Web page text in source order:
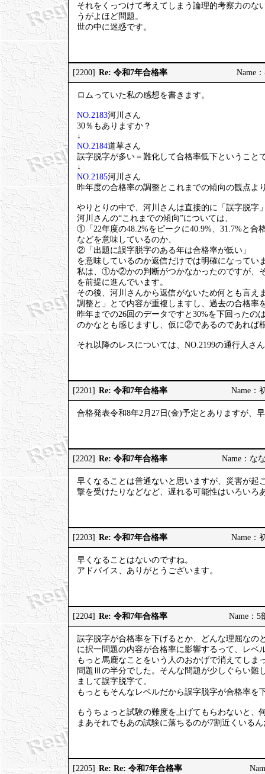
それをくっつけて考えてしまう論理的考察力の
うがよほど問題。
世の中に迷惑です。
[2200] Re: 令和7年合格率 Name
ロムっていた私の感想を書きます。
NO.2183河川さん
30％もありますか？
↓
NO.2184道草さん
誤字脱字が多い＝難化して合格率低下ということ
↓
NO.2185河川さん
昨年度の合格率の調整とこれまでの傾向の観点よ
やりとりの中で、河川さんは直接的に「誤字脱字
河川さんの“これまでの傾向”については、
①「22年度の48.2%をピークに40.9%、31.7%と合
などを意味しているのか、
②「出題に誤字脱字のある年は合格率が低い」
を意味しているのか返信だけでは明確になってい
私は、①か②かの判断がつかなかったのですが、
を前提に進んでいます。
その後、河川さんから返信がないため何とも言
調整と」とで内容が重複しますし、過去の合格率
昨年までの26回のデータですと30%を下回った
のかなとも感じますし、仮に②であるのであれば
それ以降のレスについては、NO.2199の通行人さ
[2201] Re: 令和7年合格率 Name：
合格発表令和8年2月27日(金)予定とありますが、
[2202] Re: 令和7年合格率 Name：な
早くなることは普通ないと思いますが、災害が起
撃を受けたりなどなど、遅れる可能性はいろいろ
[2203] Re: 令和7年合格率 Name：
早くなることはないのですね。
アドバイス、ありがとうございます。
[2204] Re: 令和7年合格率 Name：
誤字脱字が合格率を下げるとか、どんな理屈なの
に択一問題の内容が合格率に影響するって、レベ
もっと馬鹿なことをいう人のおかげで消えてし
問題Ⅲの半分でした。そんな問題が少しぐらい難
まして誤字脱字て。
もっともそんなレベルだから誤字脱字が合格率
もうちょっと試験の難度を上げてもらわないと、
まあそれでもあの試験に落ちるのが7割近くいる
[2205] Re: Re: 令和7年合格率